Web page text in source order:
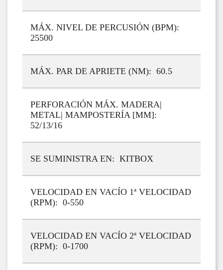
MÁX. NIVEL DE PERCUSIÓN (BPM):
25500
MÁX. PAR DE APRIETE (NM): 60.5
PERFORACIÓN MÁX. MADERA|
METAL| MAMPOSTERÍA [MM]:
52/13/16
SE SUMINISTRA EN: KITBOX
VELOCIDAD EN VACÍO 1ª VELOCIDAD
(RPM): 0-550
VELOCIDAD EN VACÍO 2ª VELOCIDAD
(RPM): 0-1700